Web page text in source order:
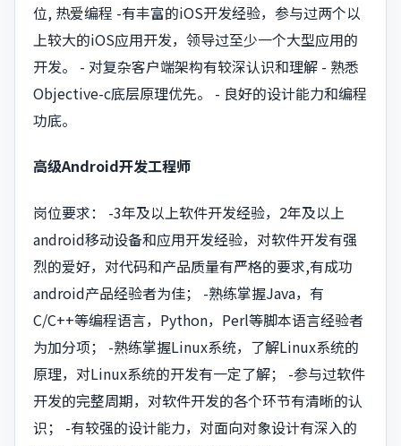
位, 热爱编程 -有丰富的iOS开发经验，参与过两个以
上较大的iOS应用开发，领导过至少一个大型应用的
开发。 - 对复杂客户端架构有较深认识和理解 - 熟悉
Objective-c底层原理优先。 - 良好的设计能力和编程
功底。
高级Android开发工程师
岗位要求： -3年及以上软件开发经验，2年及以上
android移动设备和应用开发经验，对软件开发有强
烈的爱好，对代码和产品质量有严格的要求,有成功
android产品经验者为佳； -熟练掌握Java，有
C/C++等编程语言，Python，Perl等脚本语言经验者
为加分项； -熟练掌握Linux系统，了解Linux系统的
原理，对Linux系统的开发有一定了解； -参与过软件
开发的完整周期，对软件开发的各个环节有清晰的认
识； -有较强的设计能力，对面向对象设计有深入的